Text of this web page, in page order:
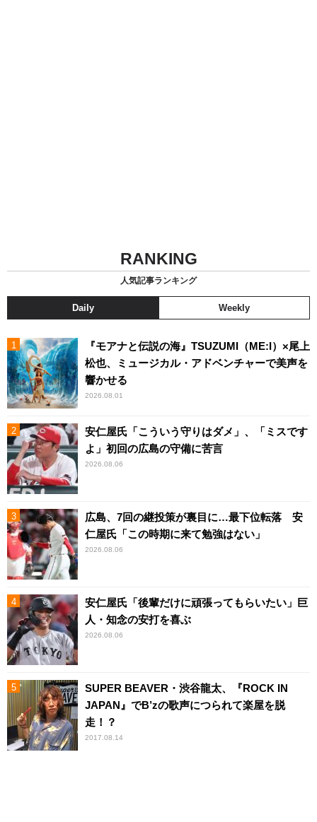
RANKING
人気記事ランキング
Daily Weekly
『モアナと伝説の海』TSUZUMI（ME:I）×尾上
松也、ミュージカル・アドベンチャーで美声を
響かせる
2026.08.01
安仁屋氏「こういう守りはダメ」、「ミスです
よ」初回の広島の守備に苦言
2026.08.06
広島、7回の継投策が裏目に…最下位転落 安
仁屋氏「この時期に来て勉強はない」
2026.08.06
安仁屋氏「後輩だけに頑張ってもらいたい」巨
人・知念の安打を喜ぶ
2026.08.06
SUPER BEAVER・渋谷龍太、『ROCK IN
JAPAN』でB’zの歌声につられて楽屋を脱
走！？
2017.08.14